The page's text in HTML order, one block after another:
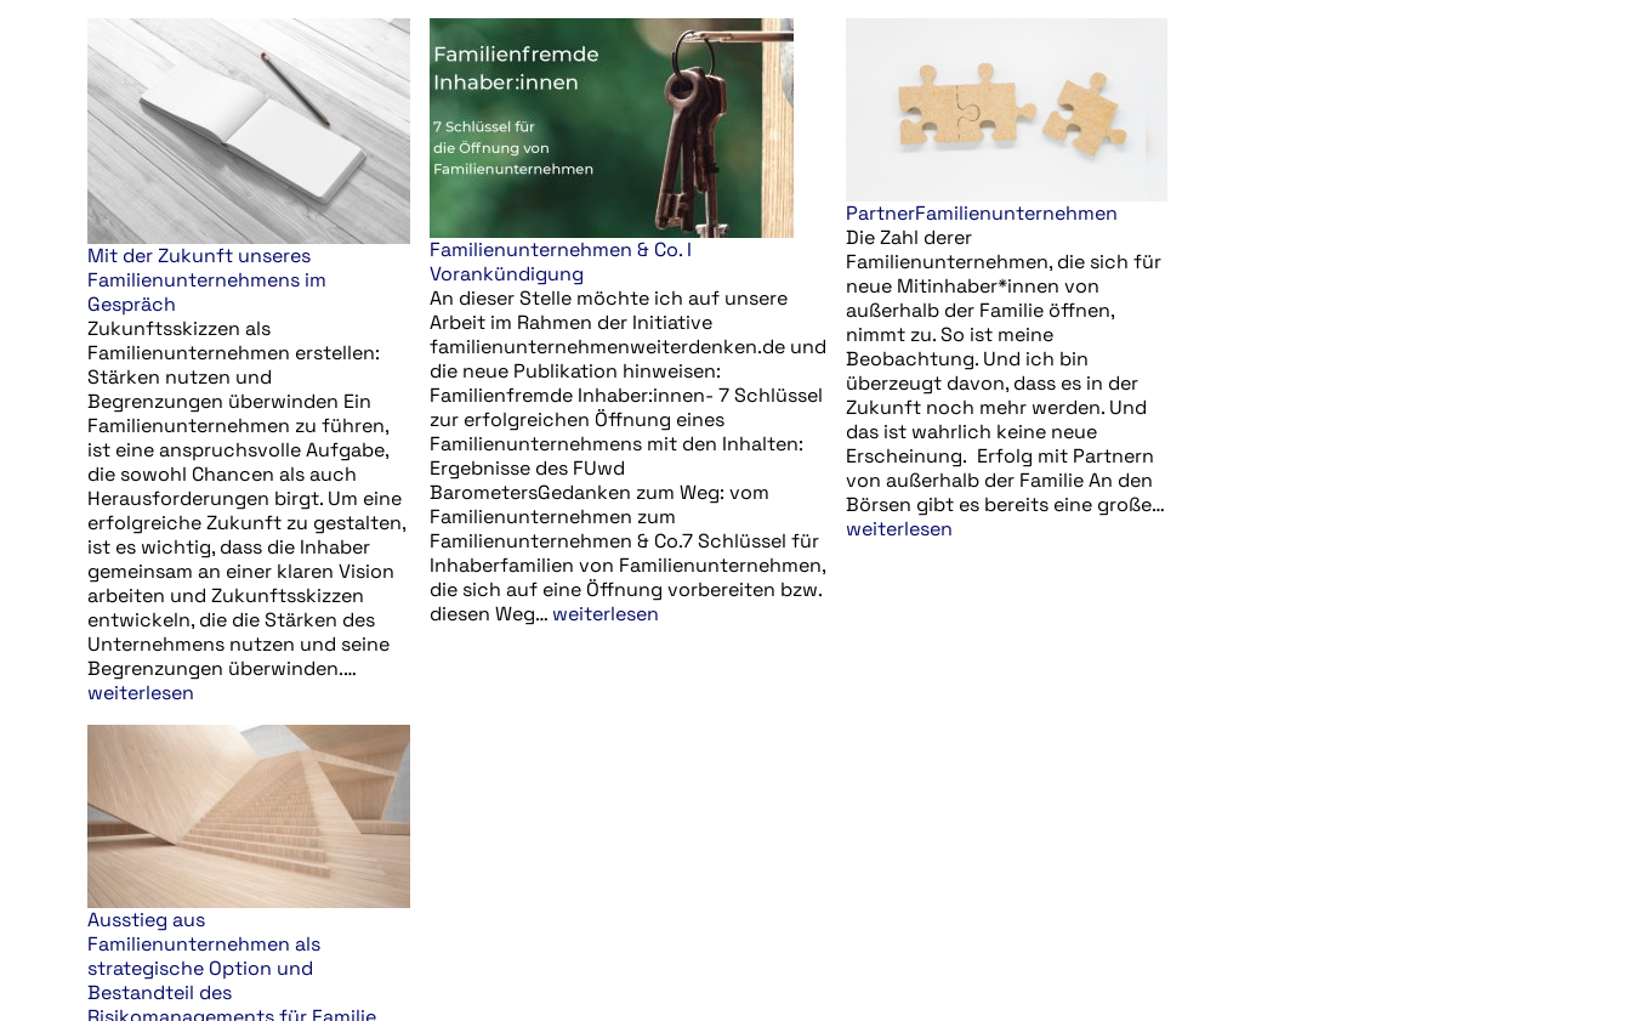
Mit der Zukunft unseres
Familienunternehmens im
Gespräch
Zukunftsskizzen als
Familienunternehmen erstellen:
Stärken nutzen und
Begrenzungen überwinden Ein
Familienunternehmen zu führen,
ist eine anspruchsvolle Aufgabe,
die sowohl Chancen als auch
Herausforderungen birgt. Um eine
erfolgreiche Zukunft zu gestalten,
ist es wichtig, dass die Inhaber
gemeinsam an einer klaren Vision
arbeiten und Zukunftsskizzen
entwickeln, die die Stärken des
Unternehmens nutzen und seine
Begrenzungen überwinden.…
weiterlesen
Familienunternehmen & Co. I
Vorankündigung
An dieser Stelle möchte ich auf unsere
Arbeit im Rahmen der Initiative
familienunternehmenweiterdenken.de und
die neue Publikation hinweisen:
Familienfremde Inhaber:innen- 7 Schlüssel
zur erfolgreichen Öffnung eines
Familienunternehmens mit den Inhalten:
Ergebnisse des FUwd
BarometersGedanken zum Weg: vom
Familienunternehmen zum
Familienunternehmen & Co.7 Schlüssel für
Inhaberfamilien von Familienunternehmen,
die sich auf eine Öffnung vorbereiten bzw.
diesen Weg… weiterlesen
PartnerFamilienunternehmen
Die Zahl derer
Familienunternehmen, die sich für
neue Mitinhaber*innen von
außerhalb der Familie öffnen,
nimmt zu. So ist meine
Beobachtung. Und ich bin
überzeugt davon, dass es in der
Zukunft noch mehr werden. Und
das ist wahrlich keine neue
Erscheinung. Erfolg mit Partnern
von außerhalb der Familie An den
Börsen gibt es bereits eine große…
weiterlesen
Ausstieg aus
Familienunternehmen als
strategische Option und
Bestandteil des